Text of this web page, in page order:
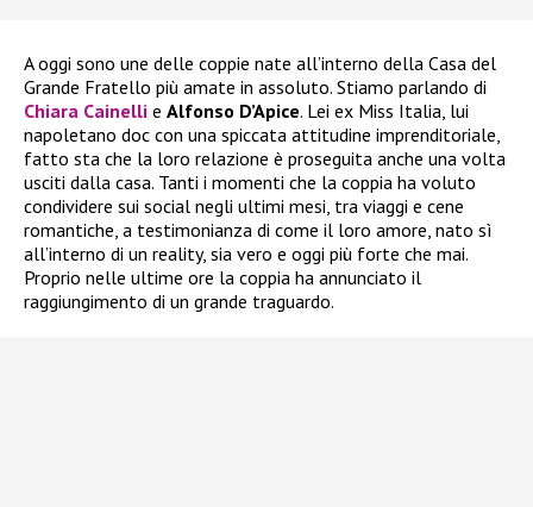
A oggi sono une delle coppie nate all’interno della Casa del
Grande Fratello più amate in assoluto. Stiamo parlando di
Chiara Cainelli e Alfonso D’Apice. Lei ex Miss Italia, lui
napoletano doc con una spiccata attitudine imprenditoriale,
fatto sta che la loro relazione è proseguita anche una volta
usciti dalla casa. Tanti i momenti che la coppia ha voluto
condividere sui social negli ultimi mesi, tra viaggi e cene
romantiche, a testimonianza di come il loro amore, nato sì
all’interno di un reality, sia vero e oggi più forte che mai.
Proprio nelle ultime ore la coppia ha annunciato il
raggiungimento di un grande traguardo.